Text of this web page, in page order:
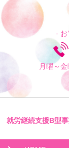
- お
月曜～
就労継続支援B型